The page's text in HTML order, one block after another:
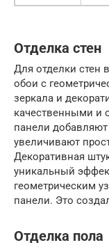
Отделка стен
Для отделки стен
обои с
зеркала и
качественными и
панели добавляют
увеличивают
Декоративная
уникальный
геометрическим
панели. Это
Отделка пола